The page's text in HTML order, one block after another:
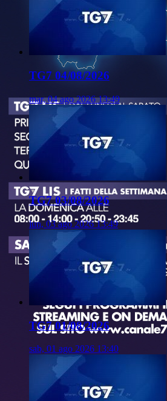
TG7 04/08/2026
mar, 04 ago 2026 13:49
TG7 03/08/2026
lun, 03 ago 2026 13:49
TG7 01/08/2026
sab, 01 ago 2026 13:40